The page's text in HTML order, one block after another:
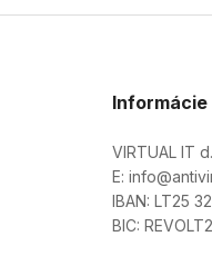
VIRTUAL IT
E:
IBAN: LT25
BIC: